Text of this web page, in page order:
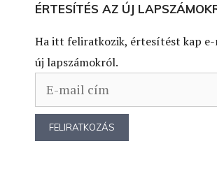
ÉRTESÍTÉS AZ ÚJ
Ha itt feliratkozik, értesítést kap e-
új lapszámokról.